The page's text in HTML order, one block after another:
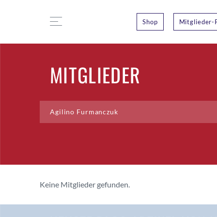
Shop Mitglieder-
MITGLIEDER
Keine Mitglieder gefunden.